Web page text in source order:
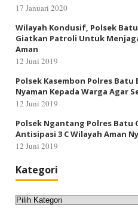
17 Januari 2020
Wilayah Kondusif, Polsek
Giatkan Patroli Untuk
Aman
12 Juni 2019
Polsek Kasembon Polres Batu
Nyaman Kepada Warga Agar
12 Juni 2019
Polsek Ngantang Polres Batu
Antisipasi 3 C Wilayah Aman
12 Juni 2019
Kategori
Kategori